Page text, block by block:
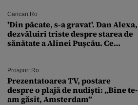
Cancan.ro
'Din păcate, s-a gravat'. Dan Alexa,
dezvăluiri triste despre starea de
sănătate a Alinei Pușcău. Ce
Prosport.ro
Prezentatoarea TV, postare
despre o plajă de nudiști: „Bine te-
am găsit, Amsterdam”